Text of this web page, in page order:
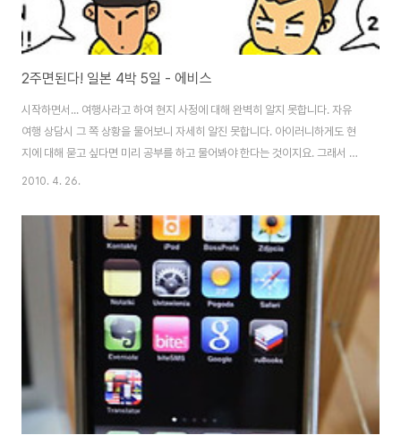
2주면된다! 일본 4박 5일 - 에비스
시작하면서... 여행사라고 하여 현지 사정에 대해 완벽히 알지 못합니다. 자유
여행 상담시 그 쪽 상황을 물어보니 자세히 알진 못합니다. 아이러니하게도 현
지에 대해 묻고 싶다면 미리 공부를 하고 물어봐야 한다는 것이지요. 그래서 생
각한 것은 블로그 혹은 서적으로 통한 정보를 취합하면 여행사 상담 직원보다
이스 하치공을 만나고 시부야를 한바퀴 돌고 싶었으나 이내 포기 하였습니다.
시부야는 우리나라의 홍대같은 분위기라고 생각하면 빠른 이해가 될 것 같습니
다. 트랜드의 중심이고 일본 젊은이들의 모습을 가장 확실히 볼 수 있는 곳이었
지요. 그렇지만 비도 오고, 상점 이곳 저곳을 다닐만한 여력이 없다고 판단하고
JR 야마노테선으로 ..
2010. 4. 26.